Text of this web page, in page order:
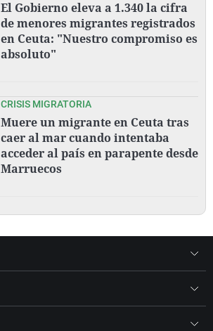
El Gobierno eleva a 1.340 la cifra
de menores migrantes registrados
en Ceuta: "Nuestro compromiso es
absoluto"
CRISIS MIGRATORIA
Muere un migrante en Ceuta tras
caer al mar cuando intentaba
acceder al país en parapente desde
Marruecos